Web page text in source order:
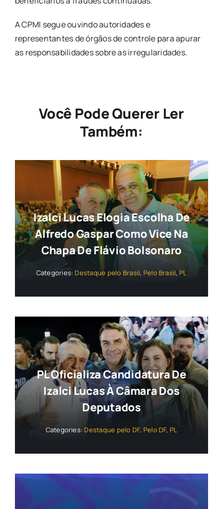
A CPMI segue ouvindo autoridades e
representantes de órgãos de controle para apurar
as responsabilidades sobre as irregularidades.
Você Pode Querer Ler
Também:
Izalci Lucas Elogia Escolha De
Alfredo Gaspar Como Vice Na
Chapa De Flávio Bolsonaro
Categories: Destaque pelo Brasil, Pelo Brasil, PL
PL Oficializa Candidatura De
Izalci Lucas À Câmara Dos
Deputados
Categories: Destaque pelo DF, Pelo DF, PL